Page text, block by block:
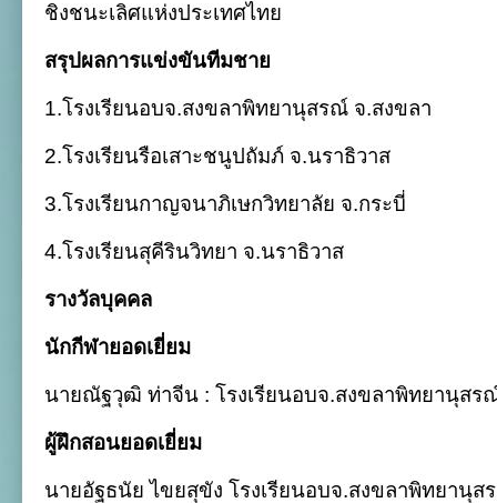
ชิงชนะเลิศแห่งประเทศไทย
สรุปผลการแข่งขันทีมชาย
1.โรงเรียนอบจ.สงขลาพิทยานุสรณ์ จ.สงขลา
2.โรงเรียนรือเสาะชนูปถัมภ์ จ.นราธิวาส
3.โรงเรียนกาญจนาภิเษกวิทยาลัย จ.กระบี่
4.โรงเรียนสุคีรินวิทยา จ.นราธิวาส
รางวัลบุคคล
นักกีฬายอดเยี่ยม
นายณัฐวุฒิ ท่าจีน : โรงเรียนอบจ.สงขลาพิทยานุสร
ผู้ฝึกสอนยอดเยี่ยม
นายอัฐธนัย ไขยสุขัง โรงเรียนอบจ.สงขลาพิทยานุส